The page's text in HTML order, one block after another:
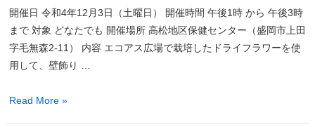
ラ
ン
テ
ィ
活
開催日 令和4年12月3日（土曜日） 開催時間 午後1時 から 午後3時
まで 対象 どなたでも 開催場所 高松地区保健センター（盛岡市上田
字毛無森2-11） 内容 エコアス広場で栽培したドライフラワーを使
用して、壁飾り …
【12
Read More »